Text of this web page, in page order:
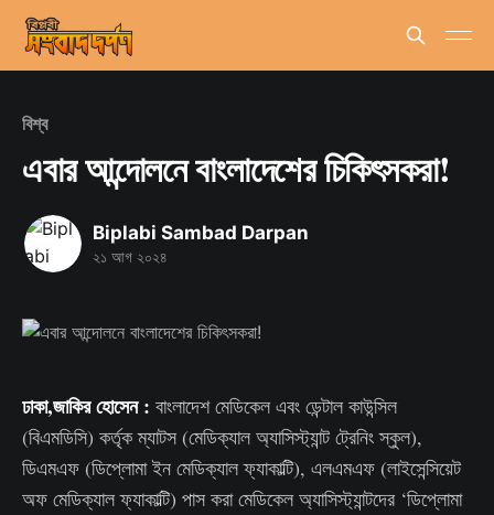
বিশ্ব
এবার আন্দোলনে বাংলাদেশের চিকিৎসকরা!
Biplabi Sambad Darpan
২১ আগ ২০২৪
ঢাকা,জাকির হোসেন : বাংলাদেশ মেডিকেল এবং ডেন্টাল কাউন্সিল
(বিএমডিসি) কর্তৃক ম্যাটস (মেডিক্যাল অ্যাসিস্ট্যান্ট ট্রেনিং স্কুল),
ডিএমএফ (ডিপ্লোমা ইন মেডিক্যাল ফ্যাকাল্টি), এলএমএফ (লাইসেন্সিয়েট
অফ মেডিক্যাল ফ্যাকাল্টি) পাস করা মেডিকেল অ্যাসিস্ট্যান্টদের ‘ডিপ্লোমা